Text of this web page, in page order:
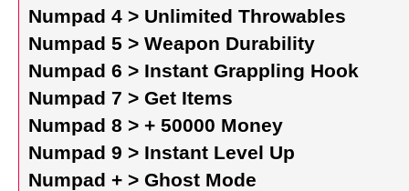
Numpad 4 > Unlimited Throwables
Numpad 5 > Weapon Durability
Numpad 6 > Instant Grappling Hook
Numpad 7 > Get Items
Numpad 8 > + 50000 Money
Numpad 9 > Instant Level Up
Numpad + > Ghost Mode